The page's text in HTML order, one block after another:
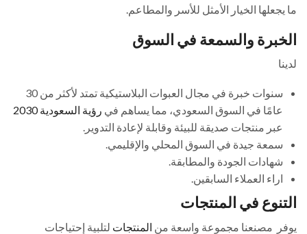
ما يجعلها الخيار الأمثل للأسر والمطاعم.
الخبرة والسمعة في السوق
لدينا
سنوات خبرة في مجال العبوات البلاستيكية تمتد لأكثر من 30
عامًا في السوق السعودي، مما يساهم في رؤية السعودية 2030
عبر منتجات صديقة للبيئة وقابلة لإعادة التدوير.
سمعة جيدة في السوق المحلي والإقليمي.
شهادات الجودة والمطابقة.
اراء العملاء السابقين.
التنوع في المنتجات
يوفر مصنعنا مجموعة واسعة من المنتجات لتلبية إحتياجات